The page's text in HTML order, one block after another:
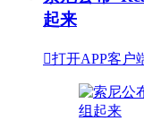
起来
打开APP客户